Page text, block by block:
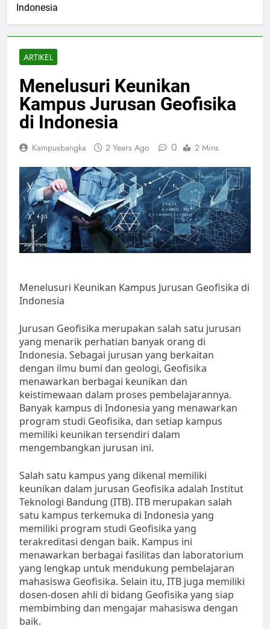
Indonesia
ARTIKEL
Menelusuri Keunikan
Kampus Jurusan Geofisika
di Indonesia
Kampusbangka 2 Years Ago 0 2 Mins
Menelusuri Keunikan Kampus Jurusan Geofisika di
Indonesia
Jurusan Geofisika merupakan salah satu jurusan
yang menarik perhatian banyak orang di
Indonesia. Sebagai jurusan yang berkaitan
dengan ilmu bumi dan geologi, Geofisika
menawarkan berbagai keunikan dan
keistimewaan dalam proses pembelajarannya.
Banyak kampus di Indonesia yang menawarkan
program studi Geofisika, dan setiap kampus
memiliki keunikan tersendiri dalam
mengembangkan jurusan ini.
Salah satu kampus yang dikenal memiliki
keunikan dalam jurusan Geofisika adalah Institut
Teknologi Bandung (ITB). ITB merupakan salah
satu kampus terkemuka di Indonesia yang
memiliki program studi Geofisika yang
terakreditasi dengan baik. Kampus ini
menawarkan berbagai fasilitas dan laboratorium
yang lengkap untuk mendukung pembelajaran
mahasiswa Geofisika. Selain itu, ITB juga memiliki
dosen-dosen ahli di bidang Geofisika yang siap
membimbing dan mengajar mahasiswa dengan
baik.